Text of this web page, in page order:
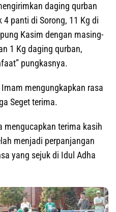
daging qurban
panti di Sorong, 11 Kg di
Kasim dengan masing-
1 Kg daging qurban,
pungkasnya.
mengungkapkan rasa
Seget terima.
mengucapkan terima kasih
menjadi perpanjangan
yang sejuk di Idul Adha